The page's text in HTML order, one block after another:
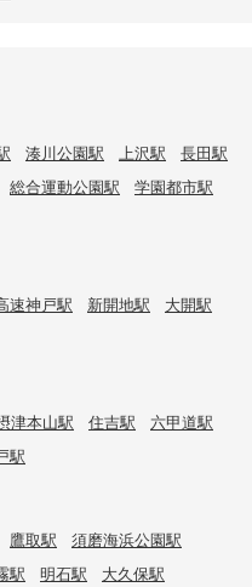
湊川公園駅 上沢駅
長田駅
総合運動公園駅
学園都市駅
速神戸駅 新開地駅
大開駅
津本山駅 住吉駅
六甲道駅
駅
鷹取駅
須磨海浜公園駅
駅 明石駅 大久保駅